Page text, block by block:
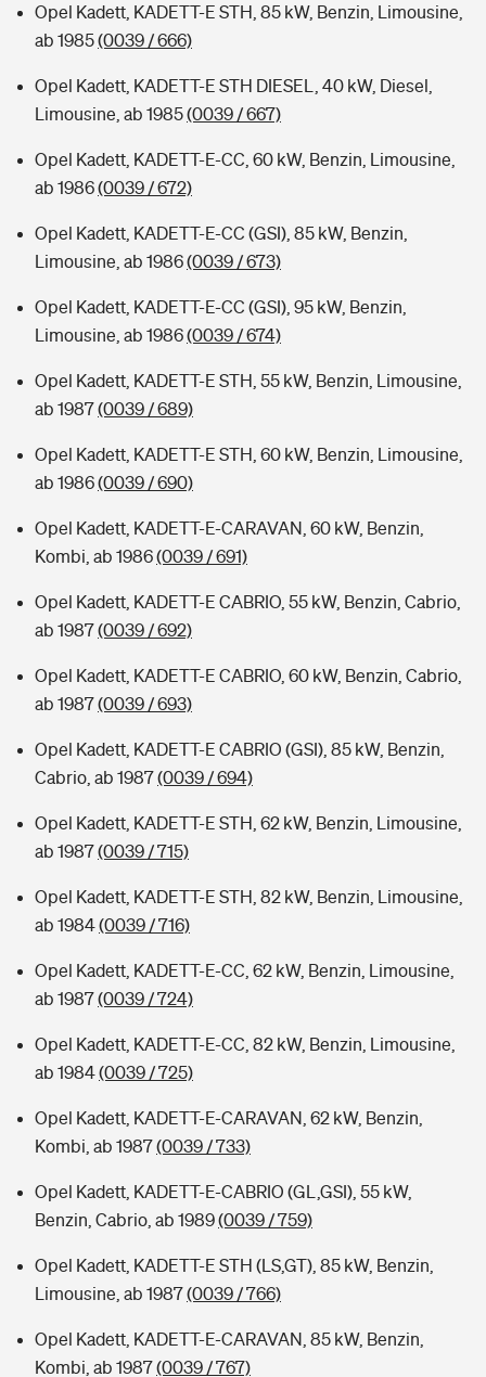
Opel Kadett, KADETT-E STH, 85 kW, Benzin, Limousine,
ab 1985(0039 / 666)
Opel Kadett, KADETT-E STH DIESEL, 40 kW, Diesel,
Limousine, ab 1985(0039 / 667)
Opel Kadett, KADETT-E-CC, 60 kW, Benzin, Limousine,
ab 1986(0039 / 672)
Opel Kadett, KADETT-E-CC (GSI), 85 kW, Benzin,
Limousine, ab 1986(0039 / 673)
Opel Kadett, KADETT-E-CC (GSI), 95 kW, Benzin,
Limousine, ab 1986(0039 / 674)
Opel Kadett, KADETT-E STH, 55 kW, Benzin, Limousine,
ab 1987(0039 / 689)
Opel Kadett, KADETT-E STH, 60 kW, Benzin, Limousine,
ab 1986(0039 / 690)
Opel Kadett, KADETT-E-CARAVAN, 60 kW, Benzin,
Kombi, ab 1986(0039 / 691)
Opel Kadett, KADETT-E CABRIO, 55 kW, Benzin, Cabrio,
ab 1987(0039 / 692)
Opel Kadett, KADETT-E CABRIO, 60 kW, Benzin, Cabrio,
ab 1987(0039 / 693)
Opel Kadett, KADETT-E CABRIO (GSI), 85 kW, Benzin,
Cabrio, ab 1987(0039 / 694)
Opel Kadett, KADETT-E STH, 62 kW, Benzin, Limousine,
ab 1987(0039 / 715)
Opel Kadett, KADETT-E STH, 82 kW, Benzin, Limousine,
ab 1984(0039 / 716)
Opel Kadett, KADETT-E-CC, 62 kW, Benzin, Limousine,
ab 1987(0039 / 724)
Opel Kadett, KADETT-E-CC, 82 kW, Benzin, Limousine,
ab 1984(0039 / 725)
Opel Kadett, KADETT-E-CARAVAN, 62 kW, Benzin,
Kombi, ab 1987(0039 / 733)
Opel Kadett, KADETT-E-CABRIO (GL,GSI), 55 kW,
Benzin, Cabrio, ab 1989(0039 / 759)
Opel Kadett, KADETT-E STH (LS,GT), 85 kW, Benzin,
Limousine, ab 1987(0039 / 766)
Opel Kadett, KADETT-E-CARAVAN, 85 kW, Benzin,
Kombi, ab 1987(0039 / 767)